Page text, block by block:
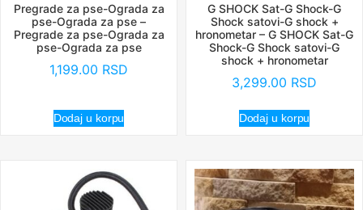
Pregrade za pse-Ograda za
pse-Ograda za pse –
Pregrade za pse-Ograda za
pse-Ograda za pse
1,199.00 RSD
Dodaj u korpu
G SHOCK Sat-G Shock-G
Shock satovi-G shock +
hronometar – G SHOCK Sat-G
Shock-G Shock satovi-G
shock + hronometar
3,299.00 RSD
Dodaj u korpu